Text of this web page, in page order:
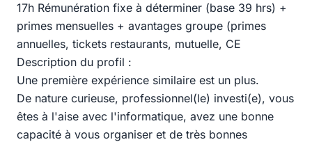
17h Rémunération fixe à déterminer (base 39 hrs) +
primes mensuelles + avantages groupe (primes
annuelles, tickets restaurants, mutuelle, CE
Description du profil :
Une première expérience similaire est un plus.
De nature curieuse, professionnel(le) investi(e), vous
êtes à l'aise avec l'informatique, avez une bonne
capacité à vous organiser et de très bonnes